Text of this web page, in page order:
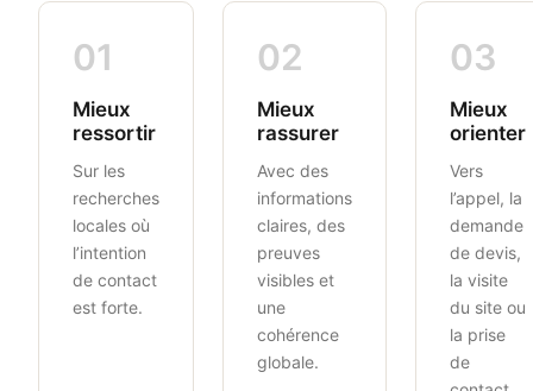
01
Mieux
ressortir
Sur les
recherches
locales où
l’intention
de contact
est forte.
02
Mieux
rassurer
Avec des
informations
claires, des
preuves
visibles et
une
cohérence
globale.
03
Mieux
orienter
Vers
l’appel, la
demande
de devis,
la visite
du site ou
la prise
de